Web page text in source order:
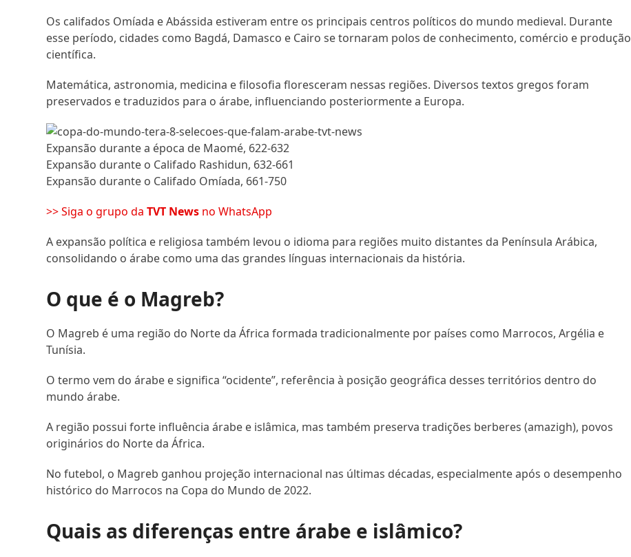
Os califados Omíada e Abássida estiveram entre os principais centros políticos do mundo medieval. Durante
esse período, cidades como Bagdá, Damasco e Cairo se tornaram polos de conhecimento, comércio e produção
científica.
Matemática, astronomia, medicina e filosofia floresceram nessas regiões. Diversos textos gregos foram
preservados e traduzidos para o árabe, influenciando posteriormente a Europa.
Expansão durante a época de Maomé, 622-632
Expansão durante o Califado Rashidun, 632-661
Expansão durante o Califado Omíada, 661-750
>> Siga o grupo daTVT News no WhatsApp
A expansão política e religiosa também levou o idioma para regiões muito distantes da Península Arábica,
consolidando o árabe como uma das grandes línguas internacionais da história.
O que é o Magreb?
O Magreb é uma região do Norte da África formada tradicionalmente por países como Marrocos, Argélia e
Tunísia.
O termo vem do árabe e significa “ocidente”, referência à posição geográfica desses territórios dentro do
mundo árabe.
A região possui forte influência árabe e islâmica, mas também preserva tradições berberes (amazigh), povos
originários do Norte da África.
No futebol, o Magreb ganhou projeção internacional nas últimas décadas, especialmente após o desempenho
histórico do Marrocos na Copa do Mundo de 2022.
Quais as diferenças entre árabe e islâmico?